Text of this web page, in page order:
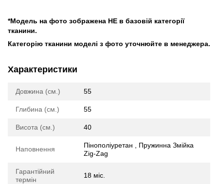
*Модель на фото зображена НЕ в базовій категорії
тканини.
Категорію тканини моделі з фото уточнюйте в менеджера.
Характеристики
Довжина (см.) 55
Глибина (см.) 55
Висота (см.) 40
Наповнення
Пінополіуретан , Пружинна Змійка
Zig-Zag
Гарантійний
термін
18 міс.